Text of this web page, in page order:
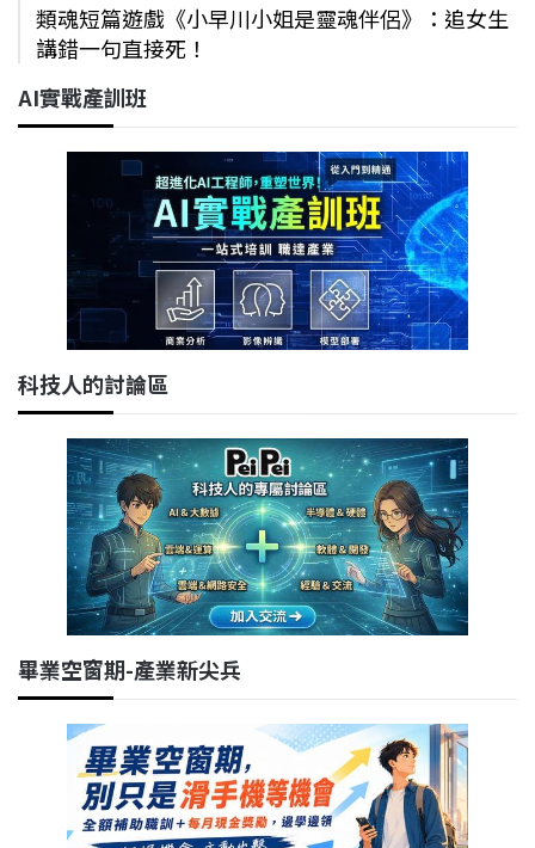
類魂短篇遊戲《小早川小姐是靈魂伴侶》：追女生
講錯一句直接死！
AI實戰產訓班
科技人的討論區
畢業空窗期-產業新尖兵